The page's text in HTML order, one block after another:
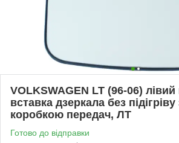
VOLKSWAGEN LT (96-06)
вставка дзеркала без
коробкою передач, ЛТ
Готово до відправки